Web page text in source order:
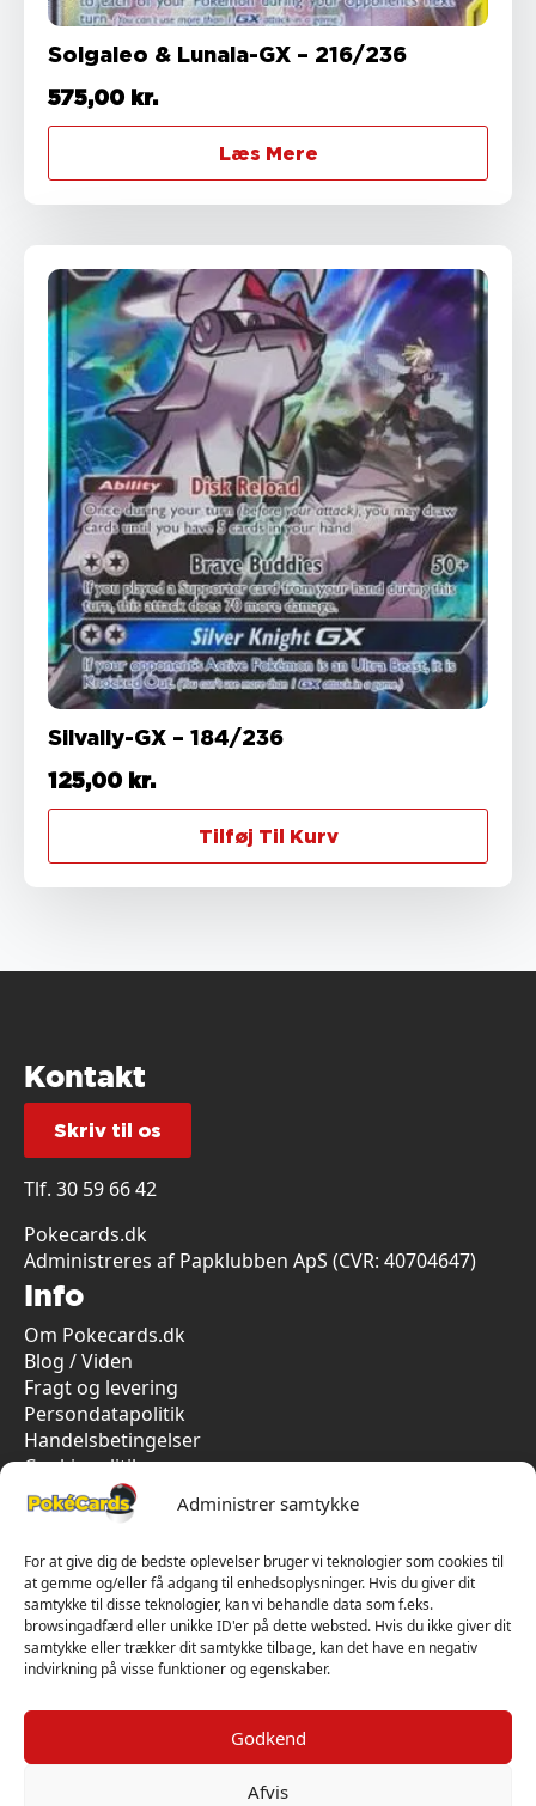
Administrer samtykke
For at give dig de bedste oplevelser bruger vi teknologier som cookies til
at gemme og/eller få adgang til enhedsoplysninger. Hvis du giver dit
samtykke til disse teknologier, kan vi behandle data som f.eks.
browsingadfærd eller unikke ID'er på dette websted. Hvis du ikke giver dit
samtykke eller trækker dit samtykke tilbage, kan det have en negativ
indvirkning på visse funktioner og egenskaber.
Godkend
Afvis
Solgaleo & Lunala-GX – 216/236
575,00 kr.
Læs Mere
Silvally-GX – 184/236
125,00 kr.
Tilføj Til Kurv
Kontakt
Skriv til os
Tlf. 30 59 66 42
Pokecards.dk
Administreres af Papklubben ApS (CVR: 40704647)
Info
Om Pokecards.dk
Blog / Viden
Fragt og levering
Persondatapolitik
Handelsbetingelser
Cookiepolitik
Vi har kun 5-stjernet anmeldelser på Trustpilot